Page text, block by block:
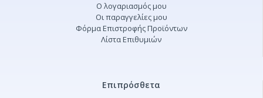
Ο λογαριασμός μου
Οι παραγγελίες μου
Φόρμα Επιστροφής Προϊόντων
Λίστα Επιθυμιών
Επιπρόσθετα